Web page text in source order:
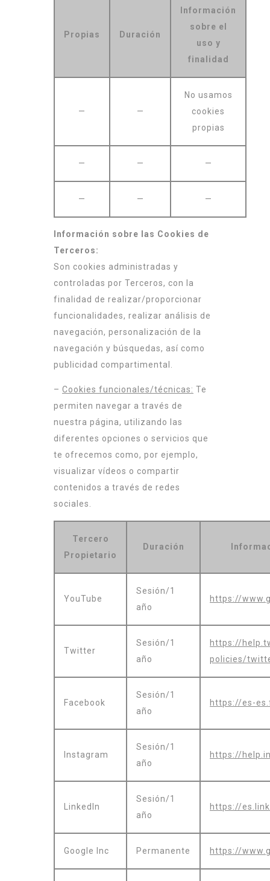
Propias Duración
Información
sobre el
uso y
finalidad
— —
No usamos
cookies
propias
— — —
— — —
Información sobre las Cookies de
Terceros:
Son cookies administradas y
controladas por Terceros, con la
finalidad de realizar/proporcionar
funcionalidades, realizar análisis de
navegación, personalización de la
navegación y búsquedas, así como
publicidad compartimental.
– Cookies funcionales/técnicas: Te
permiten navegar a través de
nuestra página, utilizando las
diferentes opciones o servicios que
te ofrecemos como, por ejemplo,
visualizar vídeos o compartir
contenidos a través de redes
sociales.
Tercero
Propietario
Duración
YouTube
Sesión/1
año
https://
Twitter
Sesión/1
año
https://
policies/
Facebook
Sesión/1
año
https://es-
Instagram
Sesión/1
año
https://
LinkedIn
Sesión/1
año
https://
Google Inc Permanente https://